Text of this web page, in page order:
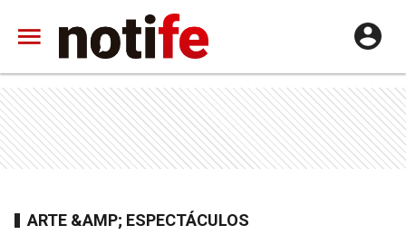
ARTE &AMP; ESPECTÁCULOS